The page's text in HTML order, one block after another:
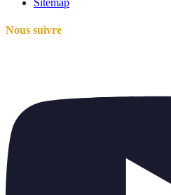
Nous suivre